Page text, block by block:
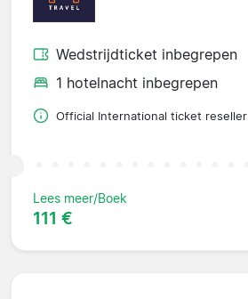
Wedstrijdticket inbegrepen
1 hotelnacht inbegrepen
Official International ticket reseller
Lees meer/Boek
111 €